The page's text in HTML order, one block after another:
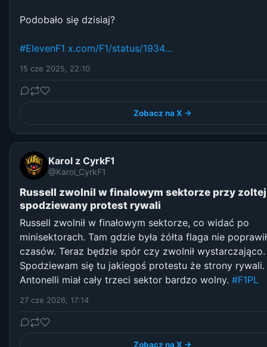
Podobało się dzisiaj?
#ElevenF1 x.com/F1/status/1934…
15 cze 2025, 22:10
Zobacz na X →
Karol z CyrkF1
@Karol_CyrkF1
Russell zwolnil w finalowym sektorze przy
spodziewany protest rywali
Russell zwolnił w finałowym sektorze, co widać po
minisektorach. Tam gdzie była żółta flaga nie
czasów. Teraz będzie spór czy zwolnił wystarczająco.
Spodziewam się tu jakiegoś protestu że strony rywali.
Antonelli miał cały trzeci sektor bardzo wolny. #F1PL
27 cze 2026, 17:14
Zobacz na X →